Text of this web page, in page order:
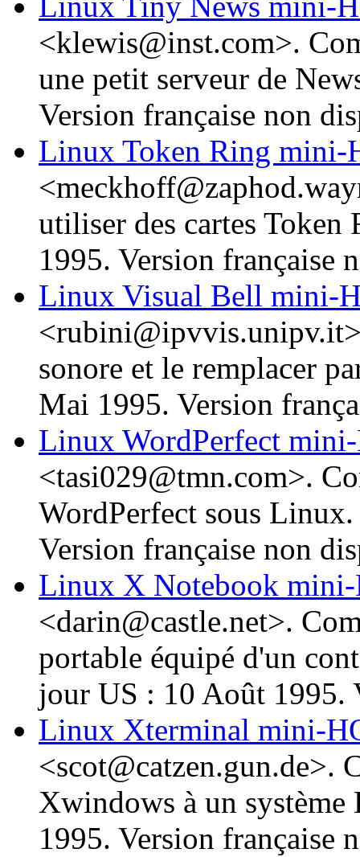
<klewis@inst.com>.
une petit serveur de
Version française non
Linux Token Ring
utiliser des cartes
1995. Version française
Linux Visual Bell mini-
sonore et le remplacer
Mai 1995. Version
Linux WordPerfect
<tasi029@tmn.com>.
WordPerfect sous
Version française non
Linux X Notebook
<darin@castle.net>.
portable équipé d'un
jour US : 10 Août 1995.
Linux Xterminal mini-
<scot@catzen.gun.de>.
Xwindows à un
1995. Version française